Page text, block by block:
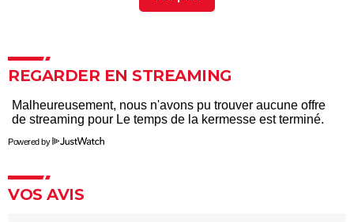
Matilda
Intouchables : "Sans lui je serais mort de
décomposition", la touchante histoire vraie qui a
inspiré le film culte
La vie pour de vrai : les retrouvailles de Kad Merad et
Le Dîner de cons : ça a vraiment existé, un célèbre
REGARDER EN STREAMING
Powered by
VOS AVIS